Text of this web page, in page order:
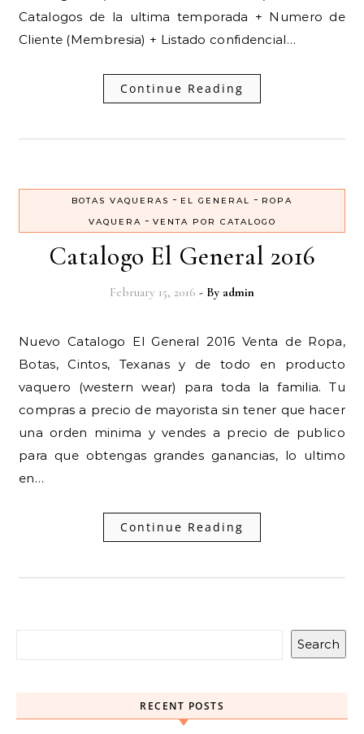
Catalogos de la ultima temporada + Numero de
Cliente (Membresia) + Listado confidencial…
Continue Reading
BOTAS VAQUERAS - EL GENERAL - ROPA
VAQUERA - VENTA POR CATALOGO
Catalogo El General 2016
February 15, 2016 - By admin
Nuevo Catalogo El General 2016 Venta de Ropa,
Botas, Cintos, Texanas y de todo en producto
vaquero (western wear) para toda la familia. Tu
compras a precio de mayorista sin tener que hacer
una orden minima y vendes a precio de publico
para que obtengas grandes ganancias, lo ultimo
en…
Continue Reading
Search
RECENT POSTS